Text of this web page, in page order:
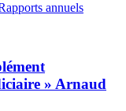
annuels
» Arnaud